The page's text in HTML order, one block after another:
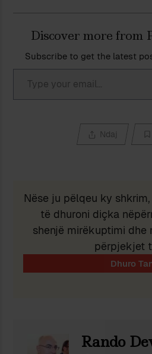
Discover more from
Subscribe to get the latest
Type your email…
Ndaj
Nëse ju pëlqeu ky
të dhuroni diçka
shenjë mirëkuptimi dhe
përpjekjet
Rando